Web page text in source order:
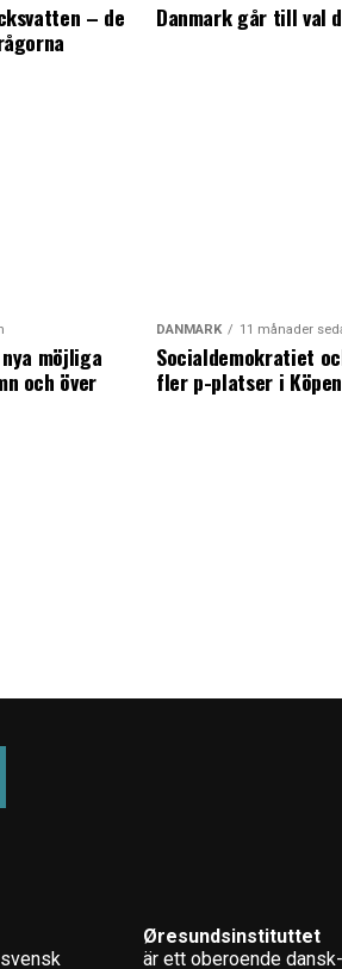
– de
Danmark går till val
möjliga
och över
DANMARK 11 månader
Socialdemokratiet
fler p-platser i
Øresundsinstituttet
är ett oberoende